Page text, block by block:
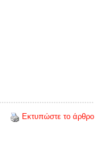
Εκτυπώστε το άρθρο